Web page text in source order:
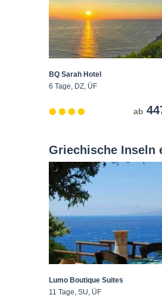
BQ Sarah Hotel
6 Tage, DZ, ÜF
ab
Griechische Inseln
Lumo Boutique Suites
11 Tage, SU, ÜF